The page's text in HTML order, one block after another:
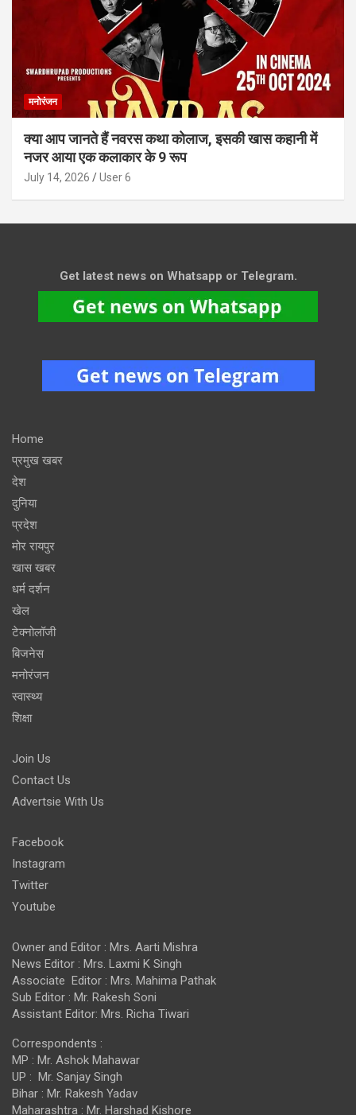
मनोरंजन
क्या आप जानते हैं नवरस कथा कोलाज, इसकी खास कहानी में
नजर आया एक कलाकार के 9 रूप
July 14, 2026 User 6
Get latest news on Whatsapp or Telegram.
Home
प्रमुख खबर
देश
दुनिया
प्रदेश
मोर रायपुर
खास खबर
धर्म दर्शन
खेल
टेक्नोलॉजी
बिजनेस
मनोरंजन
स्वास्थ्य
शिक्षा
Join Us
Contact Us
Advertsie With Us
Facebook
Instagram
Twitter
Youtube
Owner and Editor : Mrs. Aarti Mishra
News Editor : Mrs. Laxmi K Singh
Associate Editor : Mrs. Mahima Pathak
Sub Editor : Mr. Rakesh Soni
Assistant Editor: Mrs. Richa Tiwari
Correspondents :
MP : Mr. Ashok Mahawar
UP : Mr. Sanjay Singh
Bihar : Mr. Rakesh Yadav
Maharashtra : Mr. Harshad Kishore